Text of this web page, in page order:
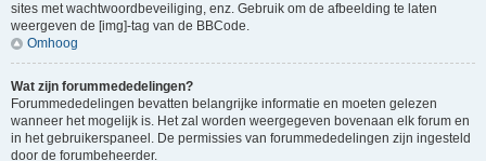
sites met wachtwoordbeveiliging, enz. Gebruik om de afbeelding te laten
weergeven de [img]-tag van de BBCode.
Omhoog
Wat zijn forummededelingen?
Forummededelingen bevatten belangrijke informatie en moeten gelezen
wanneer het mogelijk is. Het zal worden weergegeven bovenaan elk forum en
in het gebruikerspaneel. De permissies van forummededelingen zijn ingesteld
door de forumbeheerder.